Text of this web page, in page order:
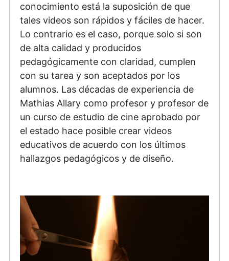
conocimiento está la suposición de que
tales videos son rápidos y fáciles de hacer.
Lo contrario es el caso, porque solo si son
de alta calidad y producidos
pedagógicamente con claridad, cumplen
con su tarea y son aceptados por los
alumnos. Las décadas de experiencia de
Mathias Allary como profesor y profesor de
un curso de estudio de cine aprobado por
el estado hace posible crear videos
educativos de acuerdo con los últimos
hallazgos pedagógicos y de diseño.